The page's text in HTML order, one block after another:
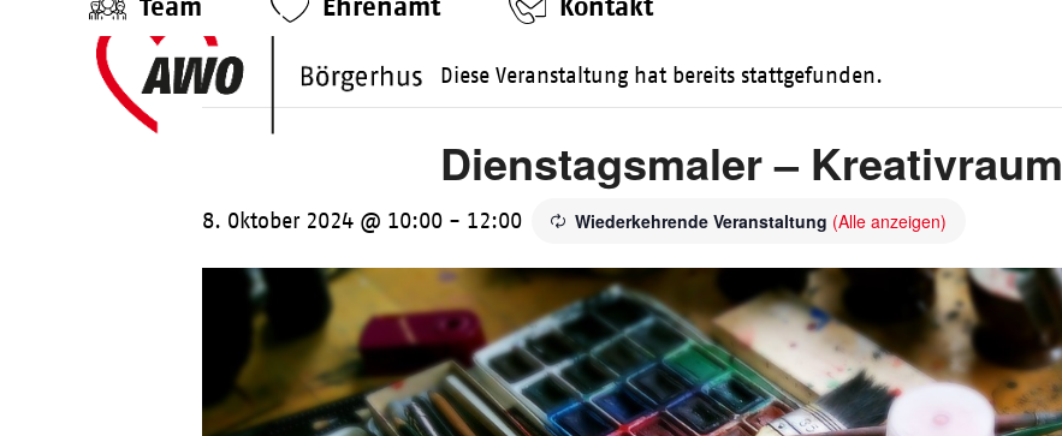
Team Ehrenamt Kontakt
Diese Veranstaltung hat bereits stattgefunden.
Dienstagsmaler – Kreativraum
8. Oktober 2024 @ 10:00 - 12:00 Wiederkehrende Veranstaltung (Alle anzeigen)